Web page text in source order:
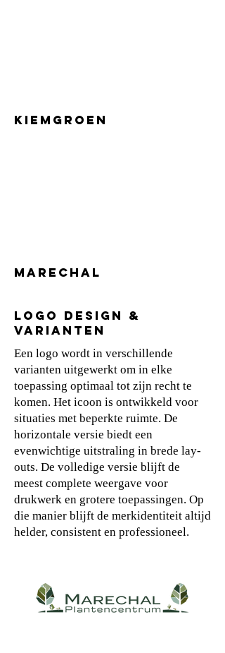
KIEMGROEN
MARECHAL
LOGO DESIGN &
VARIANTEN
Een logo wordt in verschillende
varianten uitgewerkt om in elke
toepassing optimaal tot zijn recht te
komen. Het icoon is ontwikkeld voor
situaties met beperkte ruimte. De
horizontale versie biedt een
evenwichtige uitstraling in brede lay-
outs. De volledige versie blijft de
meest complete weergave voor
drukwerk en grotere toepassingen. Op
die manier blijft de merkidentiteit altijd
helder, consistent en professioneel.